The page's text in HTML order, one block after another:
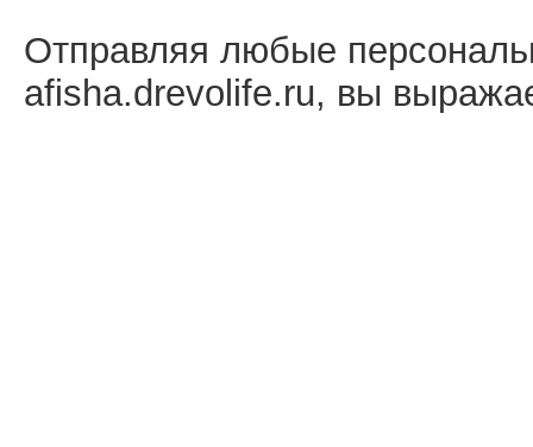
Отправляя любые
afisha.drevolife.ru, вы